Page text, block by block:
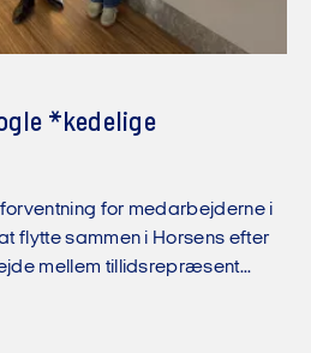
*kedelige
for medarbejderne i
flytte sammen i Horsens efter
mellem tillidsrepræsent...